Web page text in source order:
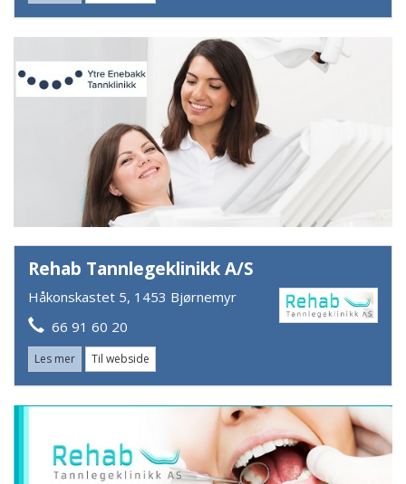
Rehab Tannlegeklinikk A/S
Håkonskastet 5, 1453 Bjørnemyr
66 91 60 20
Les mer Til webside